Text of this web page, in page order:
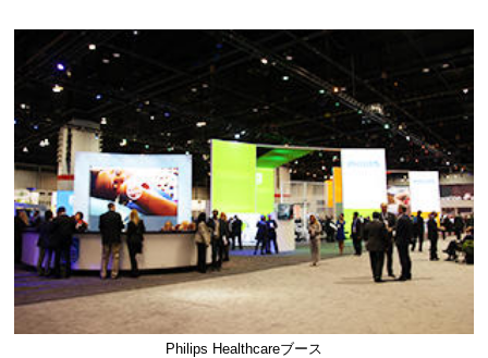
Philips Healthcareブース